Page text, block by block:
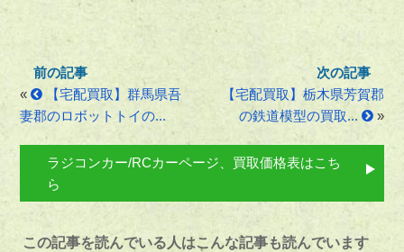
«
【宅配買取】群馬県吾
妻郡のロボットトイの...
【宅配買取】栃木県芳賀郡
の鉄道模型の買取...
»
ラジコンカー/RCカーページ、買取価格表はこち
ら
この記事を読んでいる人はこんな記事も読んでいます